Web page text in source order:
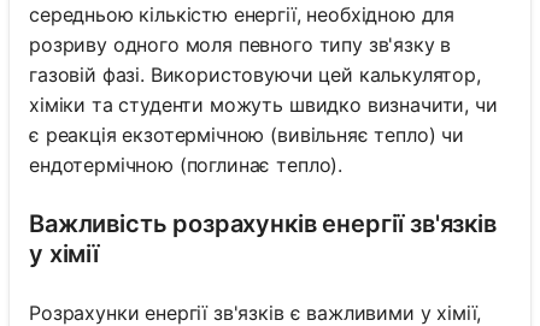
середньою кількістю енергії, необхідною для
розриву одного моля певного типу зв'язку в
газовій фазі. Використовуючи цей калькулятор,
хіміки та студенти можуть швидко визначити, чи
є реакція екзотермічною (вивільняє тепло) чи
ендотермічною (поглинає тепло).
Важливість розрахунків енергії зв'язків
у хімії
Розрахунки енергії зв'язків є важливими у хімії,